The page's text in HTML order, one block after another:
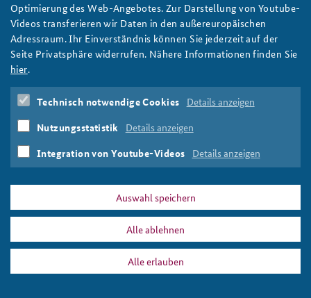
Anfahrt
Freundeskreis
Deutsches Forum Sicherheitspolitik
Arbeitskreis "Junge Sicherheitspolitiker"
Das Sicherheitspolitische Gespräch an der BAKS
Studierendenkonferenz Sicherheitspolitik gestalten
Newsletter-Archiv
US Border Patrol/Department of Homeland Security/CC0 1.0
2017-15.jpg Drucken
Optimierung des Web-Angebotes. Zur Darstellung von Youtube-
Videos transferieren wir Daten in den außereuropäischen
Adressraum. Ihr Einverständnis können Sie jederzeit auf der
Seite Privatsphäre widerrufen. Nähere Informationen finden Sie
hier.
Technisch notwendige Cookies Details anzeigen
Nutzungsstatistik Details anzeigen
Integration von Youtube-Videos Details anzeigen
Auswahl speichern
Alle ablehnen
Alle erlauben